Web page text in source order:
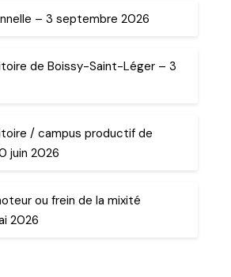
– 3 septembre 2026
de Boissy-Saint-Léger – 3
/ campus productif de
juin 2026
ou frein de la mixité
2026